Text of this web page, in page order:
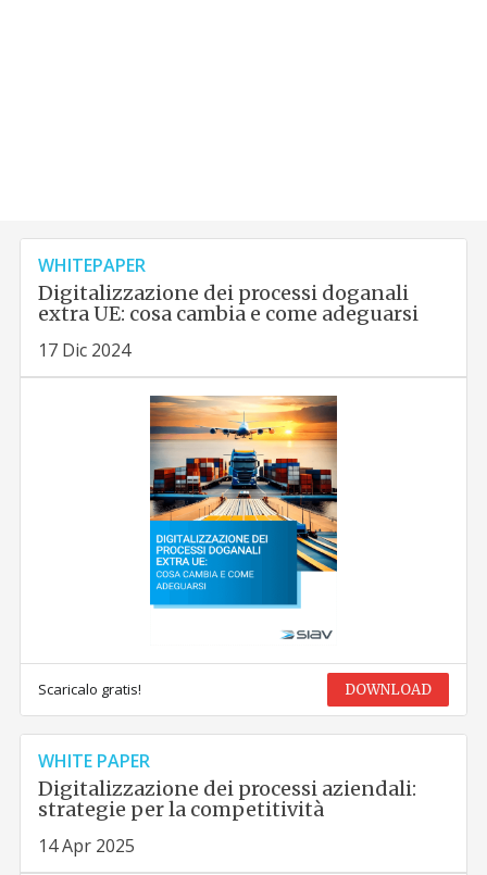
WHITEPAPER
Digitalizzazione dei processi doganali
extra UE: cosa cambia e come adeguarsi
17 Dic 2024
Scaricalo gratis! DOWNLOAD
WHITE PAPER
Digitalizzazione dei processi aziendali:
strategie per la competitività
14 Apr 2025